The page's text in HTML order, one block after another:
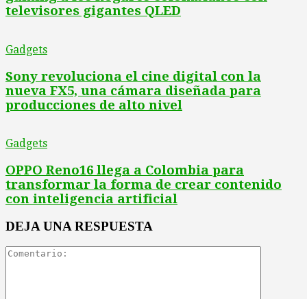
televisores gigantes QLED
Gadgets
Sony revoluciona el cine digital con la
nueva FX5, una cámara diseñada para
producciones de alto nivel
Gadgets
OPPO Reno16 llega a Colombia para
transformar la forma de crear contenido
con inteligencia artificial
DEJA UNA RESPUESTA